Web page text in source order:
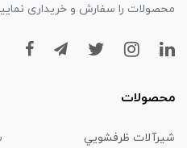
محصولات را سفارش و خریداری
محصولات
شیرآلات ظرفشويي